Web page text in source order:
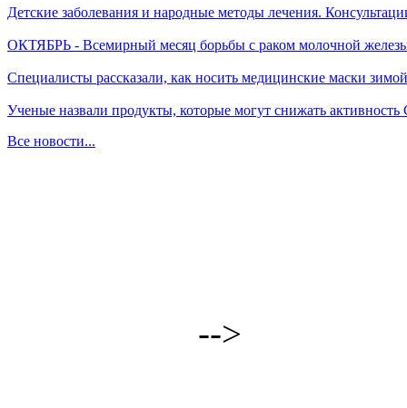
Детские заболевания и народные методы лечения.
ОКТЯБРЬ - Всемирный месяц борьбы с раком молочной
Специалисты рассказали, как носить медицинские маски зимой
Ученые назвали продукты, которые могут снижать
Все новости...
-->